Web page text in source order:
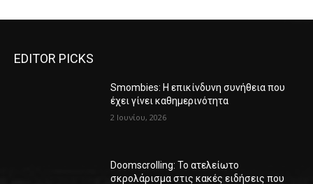
EDITOR PICKS
Smombies: Η επικίνδυνη συνήθεια που
έχει γίνει καθημερινότητα
2 Ιουνίου, 2026
Doomscrolling: Το ατελείωτο
σκρολάρισμα στις κακές ειδήσεις που